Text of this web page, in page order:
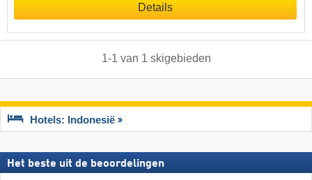
Details
1-1 van 1 skigebieden
Hotels: Indonesië
Het beste uit de beoordelingen